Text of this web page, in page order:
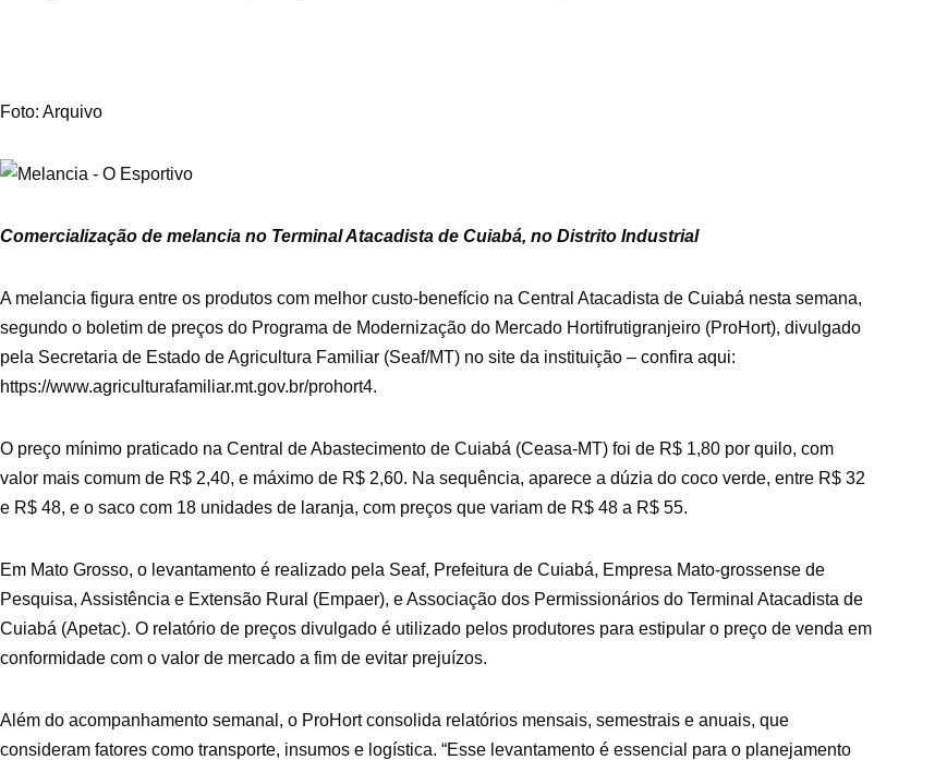
Foto: Arquivo
Comercialização de melancia no Terminal Atacadista de Cuiabá, no Distrito Industrial
A melancia figura entre os produtos com melhor custo-benefício na Central Atacadista de Cuiabá nesta semana,
segundo o boletim de preços do Programa de Modernização do Mercado Hortifrutigranjeiro (ProHort), divulgado
pela Secretaria de Estado de Agricultura Familiar (Seaf/MT) no site da instituição – confira aqui:
https://www.agriculturafamiliar.mt.gov.br/prohort4.
O preço mínimo praticado na Central de Abastecimento de Cuiabá (Ceasa-MT) foi de R$ 1,80 por quilo, com
valor mais comum de R$ 2,40, e máximo de R$ 2,60. Na sequência, aparece a dúzia do coco verde, entre R$ 32
e R$ 48, e o saco com 18 unidades de laranja, com preços que variam de R$ 48 a R$ 55.
Em Mato Grosso, o levantamento é realizado pela Seaf, Prefeitura de Cuiabá, Empresa Mato-grossense de
Pesquisa, Assistência e Extensão Rural (Empaer), e Associação dos Permissionários do Terminal Atacadista de
Cuiabá (Apetac). O relatório de preços divulgado é utilizado pelos produtores para estipular o preço de venda em
conformidade com o valor de mercado a fim de evitar prejuízos.
Além do acompanhamento semanal, o ProHort consolida relatórios mensais, semestrais e anuais, que
consideram fatores como transporte, insumos e logística. “Esse levantamento é essencial para o planejamento